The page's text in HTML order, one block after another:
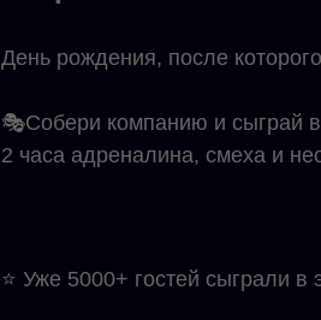
День рождения, после
🎭Собери компанию и сыграй
2 часа адреналина, смеха и
⭐ Уже 5000+ гостей сыграли в